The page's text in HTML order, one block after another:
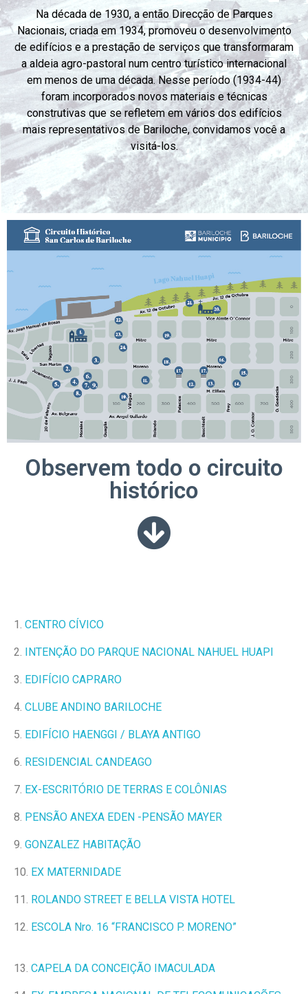
Na década de 1930, a então Direcção de Parques
Nacionais, criada em 1934, promoveu o desenvolvimento
de edifícios e a prestação de serviços que transformaram
a aldeia agro-pastoral num centro turístico internacional
em menos de uma década. Nesse período (1934-44)
foram incorporados novos materiais e técnicas
construtivas que se refletem em vários dos edifícios
mais representativos de Bariloche, convidamos você a
visitá-los.
Observem todo o circuito
histórico
1. CENTRO CÍVICO
2. INTENÇÃO DO PARQUE NACIONAL NAHUEL HUAPI
3. EDIFÍCIO CAPRARO
4. CLUBE ANDINO BARILOCHE
5. EDIFÍCIO HAENGGI / BLAYA ANTIGO
6. RESIDENCIAL CANDEAGO
7. EX-ESCRITÓRIO DE TERRAS E COLÔNIAS
8. PENSÃO ANEXA EDEN -PENSÃO MAYER
9. GONZALEZ HABITAÇÃO
10. EX MATERNIDADE
11. ROLANDO STREET E BELLA VISTA HOTEL
12. ESCOLA Nro. 16 “FRANCISCO P. MORENO”
13. CAPELA DA CONCEIÇÃO IMACULADA